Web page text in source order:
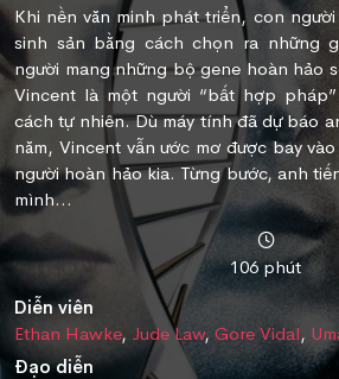
Khi nền văn minh phát triển, con
sinh sản bằng cách chọn ra những
người mang những bộ gene hoàn hảo
Vincent là một người “bất hợp
cách tự nhiên. Dù máy tính đã dự báo
năm, Vincent vẫn ước mơ được bay
người hoàn hảo kia. Từng bước, anh
mình...
106 phút
Diễn viên
Ethan Hawke, Jude Law, Gore Vidal,
Đạo diễn